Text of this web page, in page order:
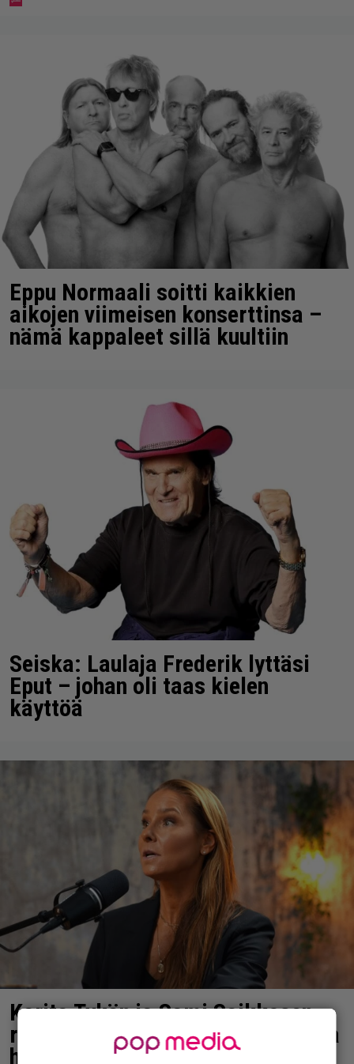
Eppu Normaali soitti kaikkien
aikojen viimeisen konserttinsa –
nämä kappaleet sillä kuultiin
Seiska: Laulaja Frederik lyttäsi
Eput – johan oli taas kielen
käyttöä
Karita Tykän ja Sami Saikkosen
rakkaus kukoistaa – vähäpukeista
hempeilyä ja leveitä virnistyksiä